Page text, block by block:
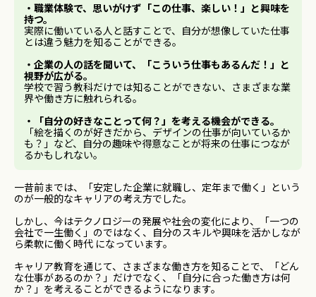
・職業体験で、思いがけず「この仕事、楽しい！」と興味を
持つ。
実際に働いている人と話すことで、自分が想像していた仕事
とは違う魅力を知ることができる。
・企業の人の話を聞いて、「こういう仕事もあるんだ！」と
視野が広がる。
学校で習う教科だけでは知ることができない、さまざまな業
界や働き方に触れられる。
・「自分の好きなことって何？」を考える機会ができる。
「絵を描くのが好きだから、デザインの仕事が向いているか
も？」など、自分の趣味や得意なことが将来の仕事につなが
るかもしれない。
一昔前までは、「安定した企業に就職し、定年まで働く」という
のが一般的なキャリアの考え方でした。
しかし、今はテクノロジーの発展や社会の変化により、「一つの
会社で一生働く」のではなく、自分のスキルや興味を活かしなが
ら柔軟に働く時代 になっています。
キャリア教育を通じて、さまざまな働き方を知ることで、「どん
な仕事があるのか？」だけでなく、「自分に合った働き方は何
か？」を考えることができるようになります。